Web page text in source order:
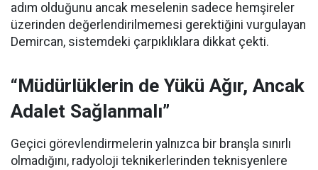
adım olduğunu ancak meselenin sadece hemşireler
üzerinden değerlendirilmemesi gerektiğini vurgulayan
Demircan, sistemdeki çarpıklıklara dikkat çekti.
“Müdürlüklerin de Yükü Ağır, Ancak
Adalet Sağlanmalı”
Geçici görevlendirmelerin yalnızca bir branşla sınırlı
olmadığını, radyoloji teknikerlerinden teknisyenlere